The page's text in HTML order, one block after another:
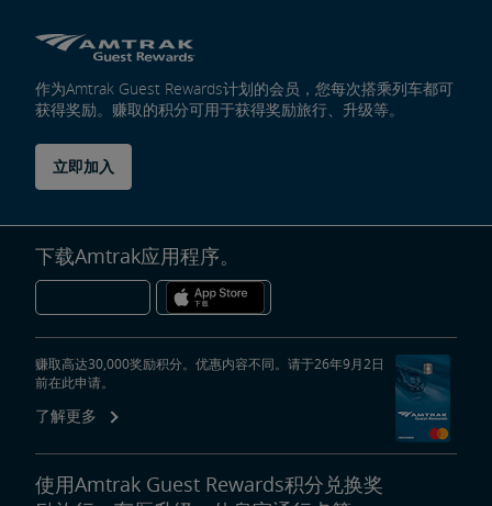
作为Amtrak Guest Rewards计划的会员，您每次搭乘列车都可
获得奖励。赚取的积分可用于获得奖励旅行、升级等。
立即加入
下载Amtrak应用程序。
赚取高达30,000奖励积分。优惠内容不同。请于26年9月2日
前在此申请。
了解更多
使用Amtrak Guest Rewards积分兑换奖